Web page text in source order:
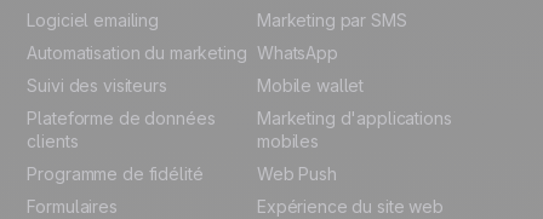
German
Italian
Logiciel emailing
Automatisation du marketing
Suivi des visiteurs
Plateforme de données
clients
Programme de fidélité
Formulaires
Marketing par SMS
WhatsApp
Mobile wallet
Marketing d'applications
mobiles
Web Push
Expérience du site web